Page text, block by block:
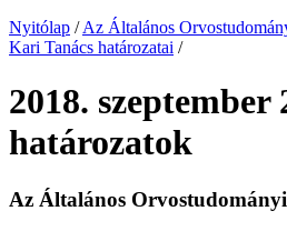
Nyitólap / Az Általános
Kari Tanács határozatai /
2018. szeptember
határozatok
Az Általános